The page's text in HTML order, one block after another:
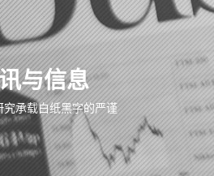
与信息
究承载白纸黑字的严谨